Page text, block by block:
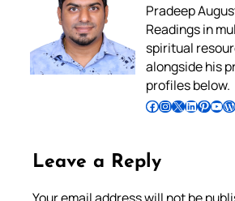
Pradeep
Readings in
spiritual
alongside his
profiles below.
Follow Pradeep on Facebook Follow Pradeep on InstagramFollow Pradeep on X Follow Pradeep on LinkedIn Follow Pradeep on Pinterest Subscribe to Pradeep’s Youtube Channel Follow Pradeep on WordPress
Leave a Reply